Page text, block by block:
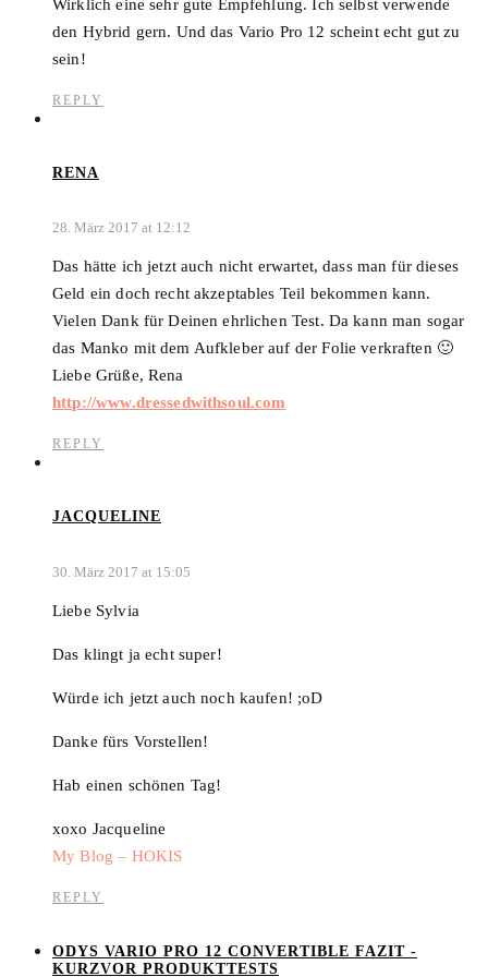
Wirklich eine sehr gute Empfehlung. Ich selbst verwende
den Hybrid gern. Und das Vario Pro 12 scheint echt gut zu
sein!
REPLY
RENA
28. März 2017 at 12:12
Das hätte ich jetzt auch nicht erwartet, dass man für dieses
Geld ein doch recht akzeptables Teil bekommen kann.
Vielen Dank für Deinen ehrlichen Test. Da kann man sogar
das Manko mit dem Aufkleber auf der Folie verkraften 🙂
Liebe Grüße, Rena
http://www.dressedwithsoul.com
REPLY
JACQUELINE
30. März 2017 at 15:05
Liebe Sylvia
Das klingt ja echt super!
Würde ich jetzt auch noch kaufen! ;oD
Danke fürs Vorstellen!
Hab einen schönen Tag!
xoxo Jacqueline
My Blog – HOKIS
REPLY
ODYS VARIO PRO 12 CONVERTIBLE FAZIT -
KURZVOR PRODUKTTESTS